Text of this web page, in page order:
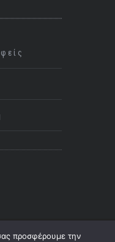
προσφέρουμε την